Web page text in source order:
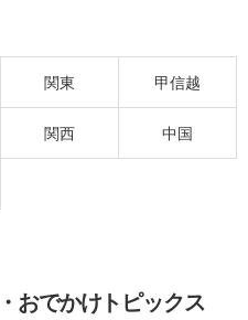
関東 甲信越
関西 中国
おでかけトピックス